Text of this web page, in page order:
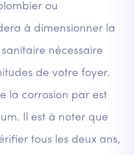
ou
à dimensionner la
nécessaire
de votre foyer.
la corrosion par est
Il est à noter que
tous les deux ans,